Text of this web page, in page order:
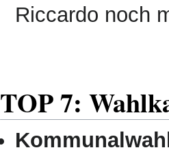
Riccardo noch
TOP 7: